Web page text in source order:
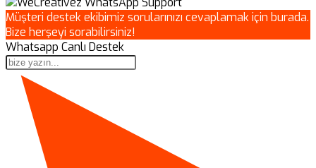
Müşteri destek ekibimiz sorularınızı cevaplamak için burada.
Bize herşeyi sorabilirsiniz!
Whatsapp Canlı Destek